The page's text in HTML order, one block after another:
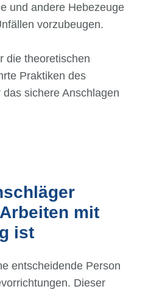
und andere Hebezeuge
vorzubeugen.
die theoretischen
Praktiken des
sichere Anschlagen
mit
ist
entscheidende Person
Dieser